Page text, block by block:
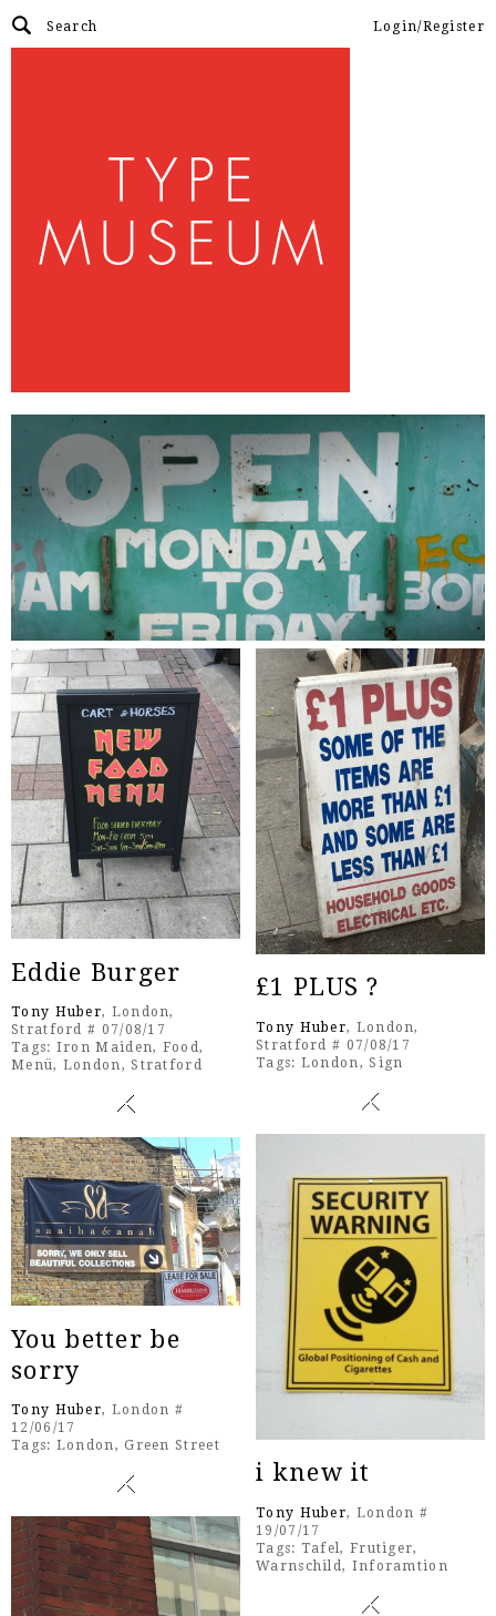
Login/Register
Eddie Burger
Tony Huber, London,
Stratford # 07/08/17
Tags: Iron Maiden, Food,
Menü, London,Stratford
£1 PLUS ?
Tony Huber, London,
Stratford # 07/08/17
Tags: London ,Sign
i knew it
Tony Huber, London #
19/07/17
Tags: Tafel, Frutiger,
Warnschild, Inforamtion
You better be
sorry
Tony Huber, London #
12/06/17
Tags: London,Green Street